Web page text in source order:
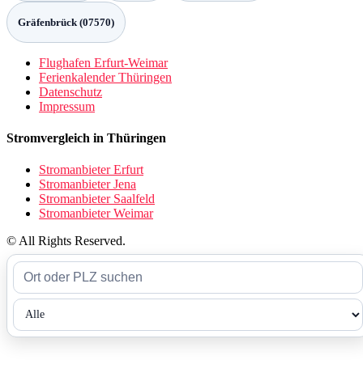
Gräfenbrück (07570)
Flughafen Erfurt-Weimar
Ferienkalender Thüringen
Datenschutz
Impressum
Stromvergleich in Thüringen
Stromanbieter Erfurt
Stromanbieter Jena
Stromanbieter Saalfeld
Stromanbieter Weimar
© All Rights Reserved.